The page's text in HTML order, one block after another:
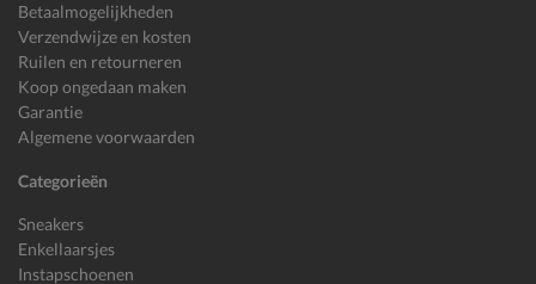
Betaalmogelijkheden
Verzendwijze en kosten
Ruilen en retourneren
Koop ongedaan maken
Garantie
Algemene voorwaarden
Categorieën
Sneakers
Enkellaarsjes
Instapschoenen